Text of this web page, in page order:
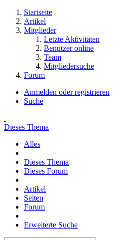
Startseite
Artikel
Mitglieder
Letzte Aktivitäten
Benutzer online
Team
Mitgliedersuche
Forum
Anmelden oder registrieren
Suche
Dieses Thema
Alles
Dieses Thema
Dieses Forum
Artikel
Seiten
Forum
Erweiterte Suche